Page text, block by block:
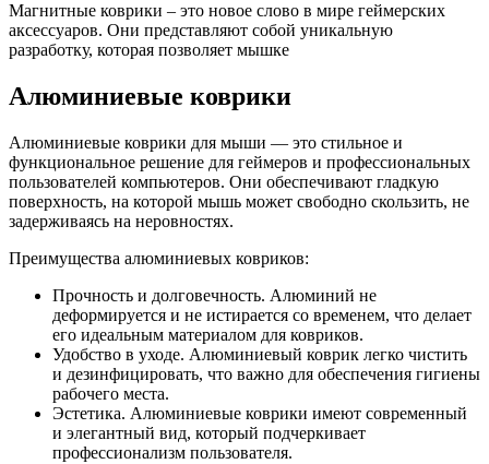
Магнитные коврики – это новое слово в мире геймерских
аксессуаров. Они представляют собой уникальную
разработку, которая позволяет мышке
Алюминиевые коврики
Алюминиевые коврики для мыши — это стильное и
функциональное решение для геймеров и профессиональных
пользователей компьютеров. Они обеспечивают гладкую
поверхность, на которой мышь может свободно скользить, не
задерживаясь на неровностях.
Преимущества алюминиевых ковриков:
Прочность и долговечность. Алюминий не
деформируется и не истирается со временем, что делает
его идеальным материалом для ковриков.
Удобство в уходе. Алюминиевый коврик легко чистить
и дезинфицировать, что важно для обеспечения гигиены
рабочего места.
Эстетика. Алюминиевые коврики имеют современный
и элегантный вид, который подчеркивает
профессионализм пользователя.